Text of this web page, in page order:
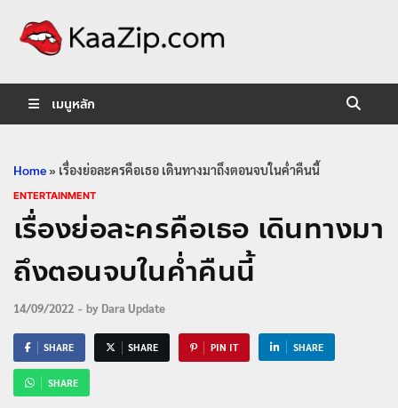
เมนูหลัก
Home» เรื่องย่อละครคือเธอ เดินทางมาถึงตอนจบในค่ำคืนนี้
ENTERTAINMENT
เรื่องย่อละครคือเธอ เดินทางมา
ถึงตอนจบในค่ำคืนนี้
14/09/2022 - by Dara Update
SHARE SHARE PIN IT SHARE
SHARE